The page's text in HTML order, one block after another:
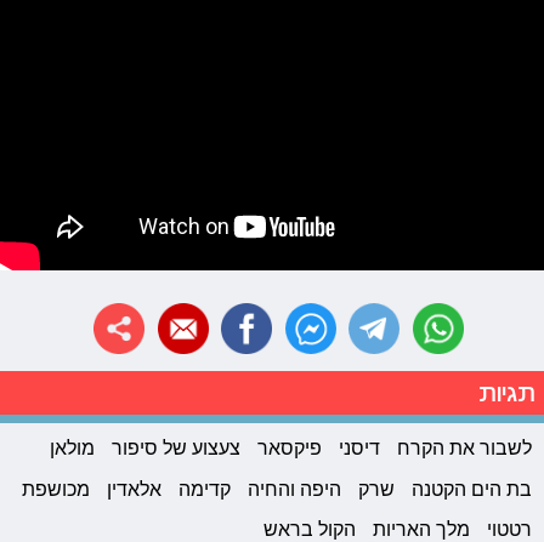
תגיות
לשבור את הקרח דיסני פיקסאר צעצוע של סיפור
מולאן
בת הים הקטנה
שרק היפה והחיה קדימה אלאדין
מכושפת
רטטוי
מלך האריות הקול בראש